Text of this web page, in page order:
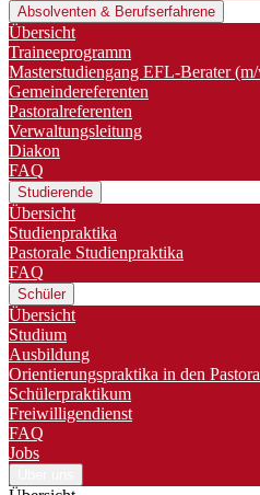
Absolventen & Berufserfahrene
Übersicht
Traineeprogramm
Master­studiengang EFL-Berater
Gemeindereferenten
Pastoralreferenten
Verwaltungsleitung
Diakon
FAQ
Studierende
Übersicht
Studienpraktika
Pastorale Studienpraktika
FAQ
Schüler
Übersicht
Studium
Ausbildung
Orientierungspraktika in den
Schülerpraktikum
Freiwilligendienst
FAQ
Jobs